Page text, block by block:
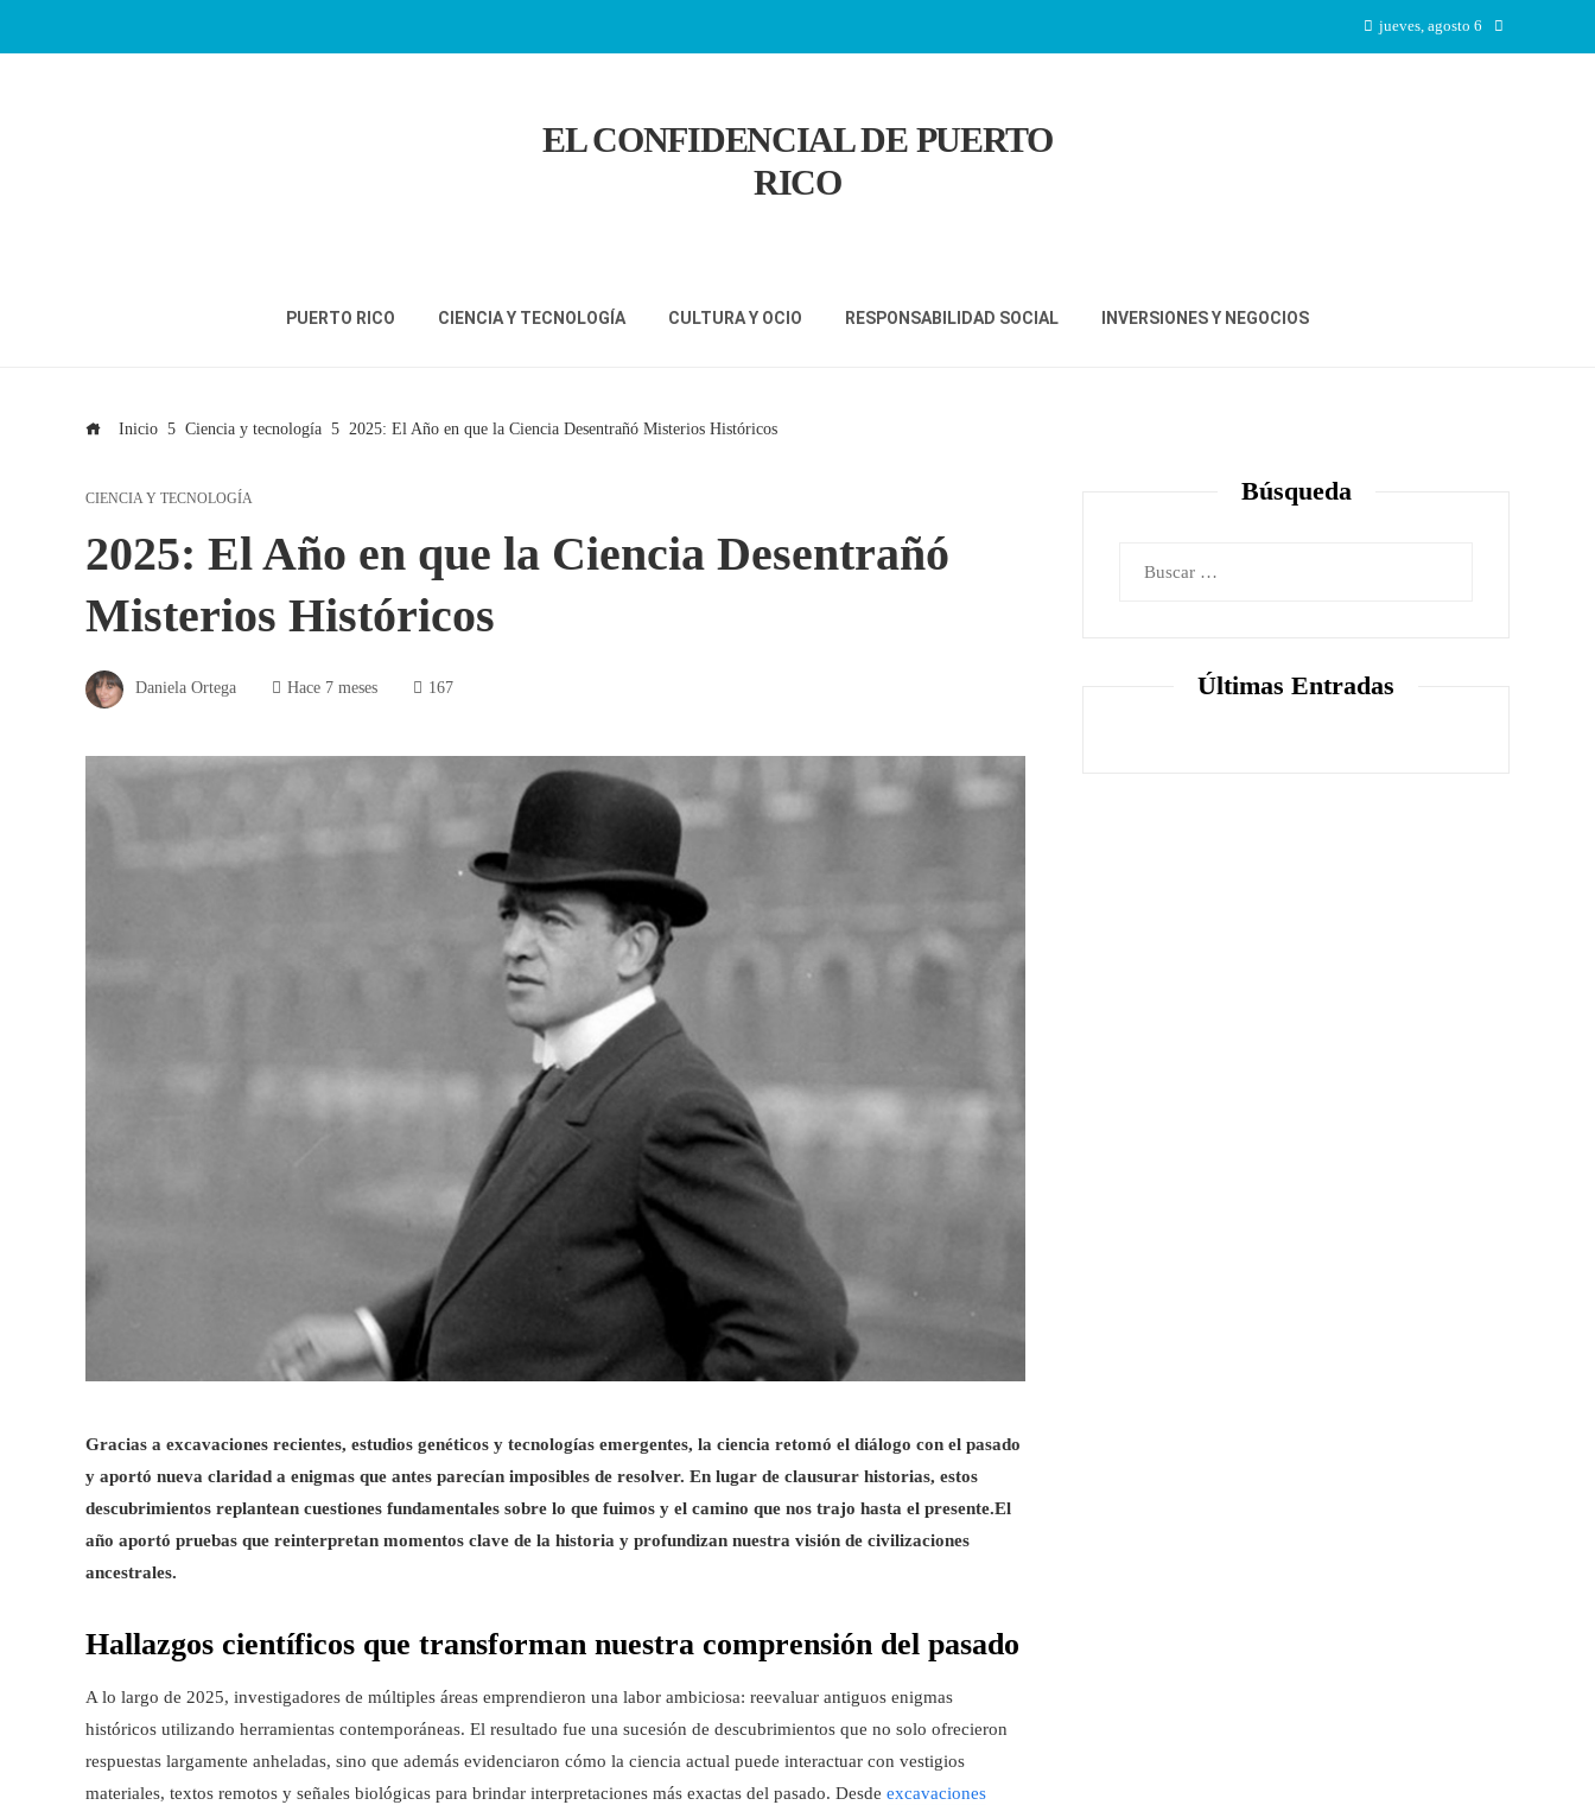
jueves, agosto 6
EL CONFIDENCIAL DE PUERTO
RICO
PUERTO RICO CIENCIA Y TECNOLOGÍA CULTURA Y OCIO RESPONSABILIDAD SOCIAL INVERSIONES Y NEGOCIOS
Inicio Ciencia y tecnología 2025: El Año en que la Ciencia Desentrañó Misterios Históricos
CIENCIA Y TECNOLOGÍA
2025: El Año en que la Ciencia Desentrañó
Misterios Históricos
Daniela Ortega Hace 7 meses 167
Gracias a excavaciones recientes, estudios genéticos y tecnologías emergentes, la ciencia retomó el diálogo con el pasado
y aportó nueva claridad a enigmas que antes parecían imposibles de resolver. En lugar de clausurar historias, estos
descubrimientos replantean cuestiones fundamentales sobre lo que fuimos y el camino que nos trajo hasta el presente.El
año aportó pruebas que reinterpretan momentos clave de la historia y profundizan nuestra visión de civilizaciones
ancestrales.
Hallazgos científicos que transforman nuestra comprensión del pasado
A lo largo de 2025, investigadores de múltiples áreas emprendieron una labor ambiciosa: reevaluar antiguos enigmas
históricos utilizando herramientas contemporáneas. El resultado fue una sucesión de descubrimientos que no solo ofrecieron
respuestas largamente anheladas, sino que además evidenciaron cómo la ciencia actual puede interactuar con vestigios
materiales, textos remotos y señales biológicas para brindar interpretaciones más exactas del pasado. Desde excavaciones
Búsqueda
Últimas Entradas